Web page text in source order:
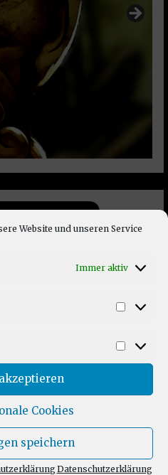
Website und unseren Service
Immer aktiv
Cookies
speichern
Datenschutzerklärung